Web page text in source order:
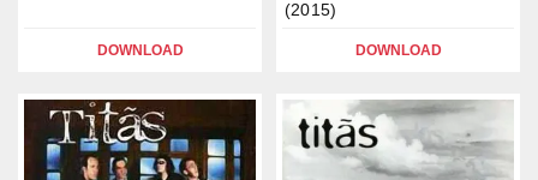
DOWNLOAD
(2015)
DOWNLOAD